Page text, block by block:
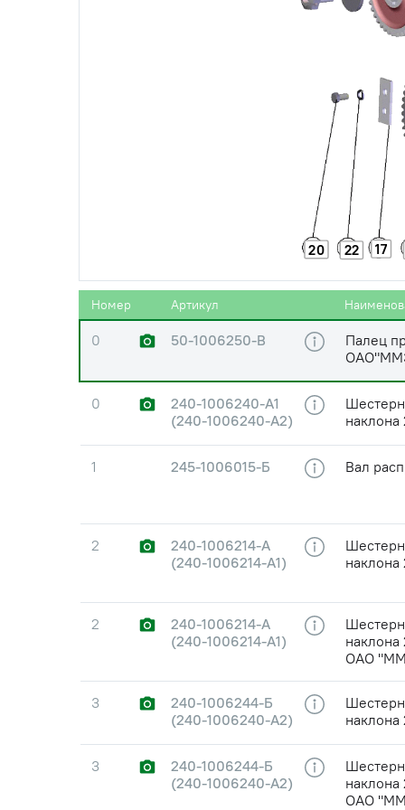
17
20 22
Номер Артикул
0
245-1006012 (245-
1006012-Б1)
Вал
0 50-1006250-В
Палец
0
240-1006240-А1
(240-1006240-А2)
1 245-1006015-Б Вал
2
240-1006214-А
(240-1006214-А1)
2
240-1006214-А
(240-1006214-А1)
ОАО
3
240-1006244-Б
(240-1006240-А2)
3
240-1006244-Б
(240-1006240-А2)
ОАО